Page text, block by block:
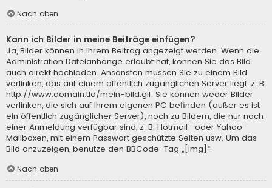
Nach oben
Kann ich Bilder in meine Beiträge einfügen?
Ja, Bilder können in Ihrem Beitrag angezeigt werden. Wenn die
Administration Dateianhänge erlaubt hat, können Sie das Bild
auch direkt hochladen. Ansonsten müssen Sie zu einem Bild
verlinken, das auf einem öffentlich zugänglichen Server liegt, z. B.
http://www.domain.tld/mein-bild.gif. Sie können weder Bilder
verlinken, die sich auf Ihrem eigenen PC befinden (außer es ist
ein öffentlich zugänglicher Server), noch zu Bildern, die nur nach
einer Anmeldung verfügbar sind, z. B. Hotmail- oder Yahoo-
Mailboxen, mit einem Passwort geschützte Seiten usw. Um das
Bild anzuzeigen, benutze den BBCode-Tag „[img]“.
Nach oben